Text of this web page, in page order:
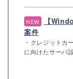
NEW
【
案件
・クレジットカ
に向けたサーバ